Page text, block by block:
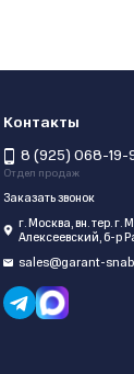
Контакты
8 (925) 068-19-
Отдел продаж
Заказать звонок
г. Москва, вн. тер.
Алексеевский, б-р
sales@garant-